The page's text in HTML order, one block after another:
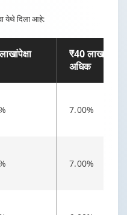
येथे दिला आहे:
₹40 लाखांपेक्षा
अधिक
7.00%
7.00%